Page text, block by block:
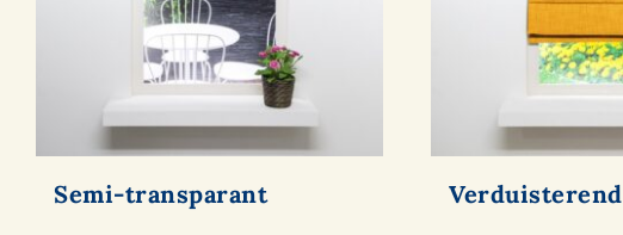
Semi-transparant Verduisterend